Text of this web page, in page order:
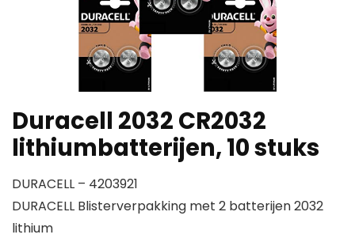
Duracell 2032 CR2032
lithiumbatterijen, 10 stuks
DURACELL – 4203921
DURACELL Blisterverpakking met 2 batterijen 2032
lithium